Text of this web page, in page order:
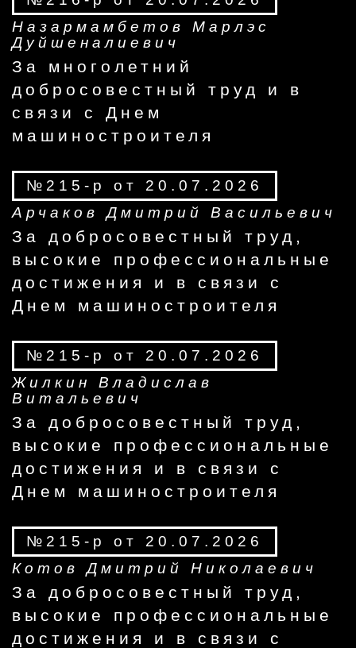
Назармамбетов Марлэс
Дуйшеналиевич
За многолетний
добросовестный труд и в
связи с Днем
машиностроителя
№215-р от 20.07.2026
Арчаков Дмитрий Васильевич
За добросовестный труд,
высокие профессиональные
достижения и в связи с
Днем машиностроителя
№215-р от 20.07.2026
Жилкин Владислав
Витальевич
За добросовестный труд,
высокие профессиональные
достижения и в связи с
Днем машиностроителя
№215-р от 20.07.2026
Котов Дмитрий Николаевич
За добросовестный труд,
высокие профессиональные
достижения и в связи с